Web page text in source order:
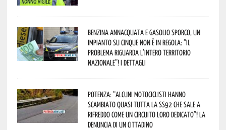
Benzina annacquata e gasolio sporco, un
impianto su cinque non è in regola: “il
problema riguarda l’intero territorio
Nazionale”! I dettagli
Potenza: “alcuni motociclisti hanno
scambiato quasi tutta la SS92 che sale a
Rifreddo come un circuito loro dedicato”! La
denuncia di un cittadino